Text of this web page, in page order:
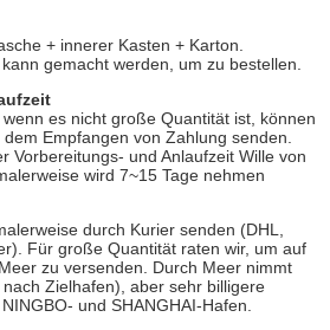
+ innerer Kasten + Karton.
gemacht werden, um zu bestellen.
es nicht große Quantität ist, können
Empfangen von Zahlung senden.
Vorbereitungs- und Anlaufzeit Wille von
wird 7~15 Tage nehmen
durch Kurier senden (DHL,
Für große Quantität raten wir, um auf
zu versenden. Durch Meer nimmt
Zielhafen), aber sehr billigere
und SHANGHAI-Hafen.